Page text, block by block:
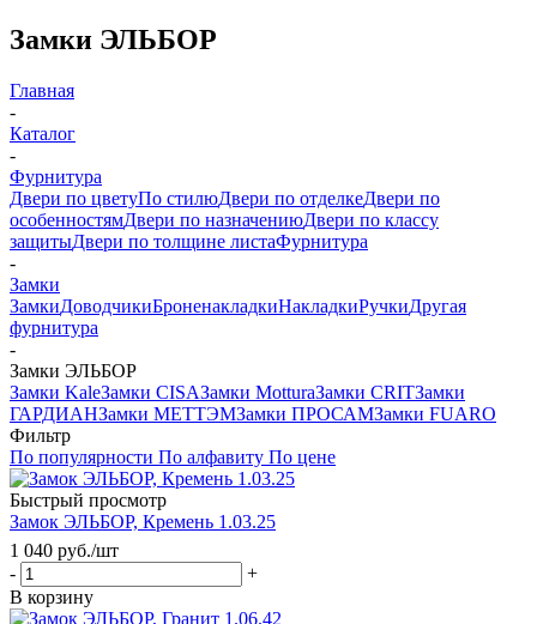
Замки ЭЛЬБОР
Главная
-
Каталог
-
Фурнитура
Двери по цветуПо стилюДвери по отделкеДвери по
особенностямДвери по назначениюДвери по классу
защитыДвери по толщине листаФурнитура
-
Замки
ЗамкиДоводчикиБроненакладкиНакладкиРучкиДругая
фурнитура
-
Замки ЭЛЬБОР
Замки KaleЗамки CISAЗамки MotturaЗамки CRITЗамки
ГАРДИАНЗамки МЕТТЭМЗамки ПРОСАМЗамки FUARO
Фильтр
По популярности По алфавиту По цене
Быстрый просмотр
Замок ЭЛЬБОР, Кремень 1.03.25
1 040 руб./шт
-
+
В корзину